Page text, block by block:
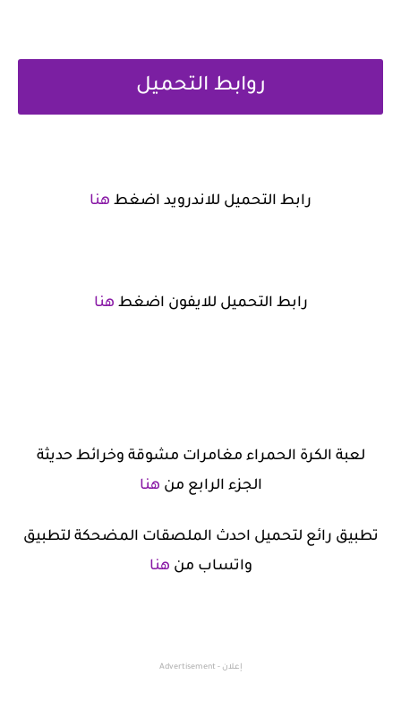
روابط التحميل
رابط التحميل للاندرويد اضغط هنا
رابط التحميل للايفون اضغط هنا
لعبة الكرة الحمراء مغامرات مشوقة وخرائط حديثة
الجزء الرابع من هنا
تطبيق رائع لتحميل احدث الملصقات المضحكة لتطبيق
واتساب من هنا
إعلان - Advertisement